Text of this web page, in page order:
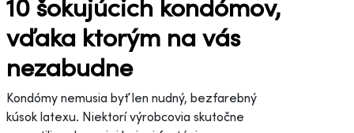
10 šokujúcich kondómov,
vďaka ktorým na vás
nezabudne
Kondómy nemusia byť len nudný, bezfarebný
kúsok latexu. Niektorí výrobcovia skutočne